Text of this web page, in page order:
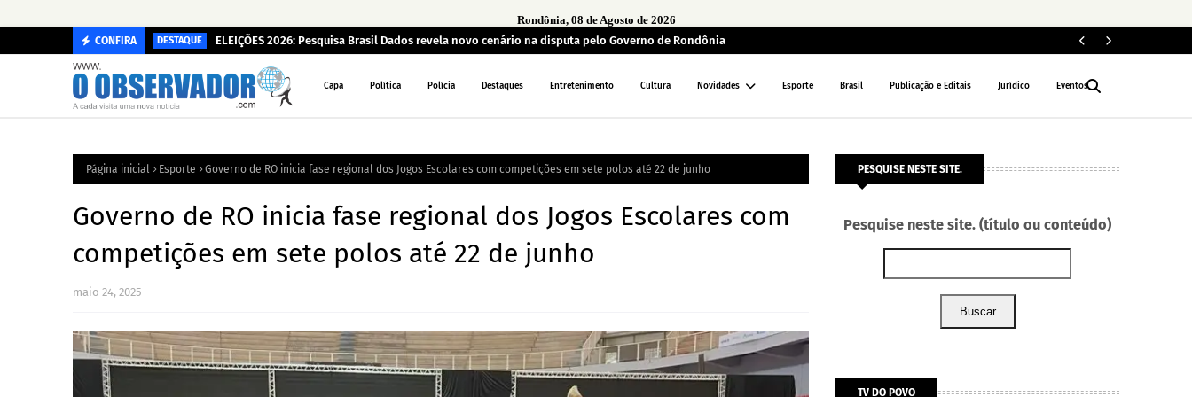
Rondônia, 08 de Agosto de 2026
CONFIRA DESTAQUE ELEIÇÕES 2026: Pesquisa Brasil Dados revela novo cenário na disputa pelo Governo de Rondônia
Capa Política Polícia Destaques Entretenimento Cultura Novidades Esporte Brasil Publicação e Editais Jurídico Eventos
Página inicial Esporte Governo de RO inicia fase regional dos Jogos Escolares com competições em sete polos até 22 de junho
Governo de RO inicia fase regional dos Jogos Escolares com
competições em sete polos até 22 de junho
maio 24, 2025
PESQUISE NESTE SITE.
Pesquise neste site. (título ou conteúdo)
Buscar
TV DO POVO